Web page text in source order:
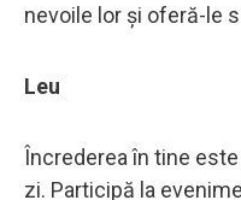
nevoile lor și oferă-le
Leu
Încrederea în tine
zi. Participă la